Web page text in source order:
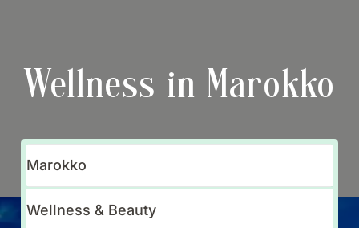
Wellness in Marokko